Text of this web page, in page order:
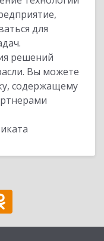
для
решений
Вы можете
содержащему